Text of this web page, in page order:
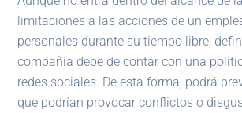
limitaciones a las acciones de un
personales durante su tiempo libre,
compañía debe de contar con una
redes sociales. De esta forma, podrá
que podrían provocar conflictos o